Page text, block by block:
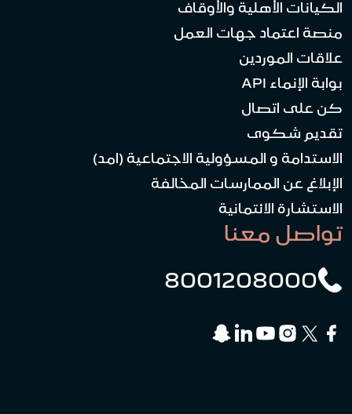
الكيانات الأهلية والأوقاف
منصة اعتماد جهات العمل
علاقات الموردين
بوابة الإنماء API
كن على اتصال
تقديم شكوى
الاستدامة و المسؤولية الاجتماعية (امد)
الإبلاغ عن الممارسات المخالفة
الاستشارة الائتمانية
تواصل معنا
8001208000